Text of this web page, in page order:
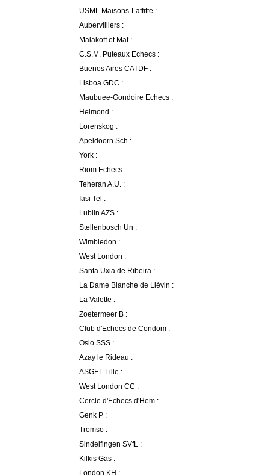
USML Maisons-Laffitte :
Aubervilliers :
Malakoff et Mat :
C.S.M. Puteaux Echecs :
Buenos Aires CATDF :
Lisboa GDC :
Maubuee-Gondoire Echecs :
Helmond :
Lorenskog :
Apeldoorn Sch :
York :
Riom Echecs :
Teheran A.U. :
Iasi Tel :
Lublin AZS :
Stellenbosch Un :
Wimbledon :
West London :
Santa Uxia de Ribeira :
La Dame Blanche de Liévin :
La Valette :
Zoetermeer B :
Club d'Echecs de Condom :
Oslo SSS :
Azay le Rideau :
ASGEL Lille :
West London CC :
Cercle d'Echecs d'Hem :
Genk P :
Tromso :
Sindelfingen SVfL :
Kilkis Gas :
London KH :